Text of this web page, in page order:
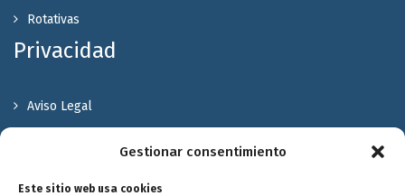
Gestionar consentimiento
Este sitio web usa cookies
Rotativas
Privacidad
Aviso Legal